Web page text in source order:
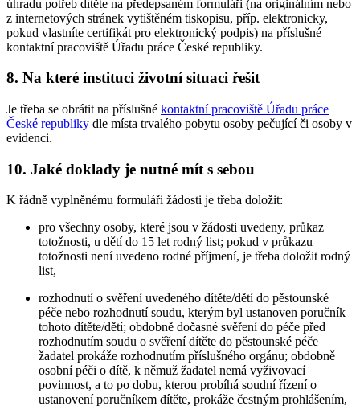
úhradu potřeb dítěte na předepsaném formuláři (na originálním nebo
z internetových stránek vytištěném tiskopisu, příp. elektronicky,
pokud vlastníte certifikát pro elektronický podpis) na příslušné
kontaktní pracoviště Úřadu práce České republiky.
8. Na které instituci životní situaci řešit
Je třeba se obrátit na příslušné kontaktní pracoviště Úřadu práce
České republiky dle místa trvalého pobytu osoby pečující či osoby v
evidenci.
10. Jaké doklady je nutné mít s sebou
K řádně vyplněnému formuláři žádosti je třeba doložit:
pro všechny osoby, které jsou v žádosti uvedeny, průkaz
totožnosti, u dětí do 15 let rodný list; pokud v průkazu
totožnosti není uvedeno rodné příjmení, je třeba doložit rodný
list,
rozhodnutí o svěření uvedeného dítěte/dětí do pěstounské
péče nebo rozhodnutí soudu, kterým byl ustanoven poručník
tohoto dítěte/dětí; obdobně dočasné svěření do péče před
rozhodnutím soudu o svěření dítěte do pěstounské péče
žadatel prokáže rozhodnutím příslušného orgánu; obdobně
osobní péči o dítě, k němuž žadatel nemá vyživovací
povinnost, a to po dobu, kterou probíhá soudní řízení o
ustanovení poručníkem dítěte, prokáže čestným prohlášením,